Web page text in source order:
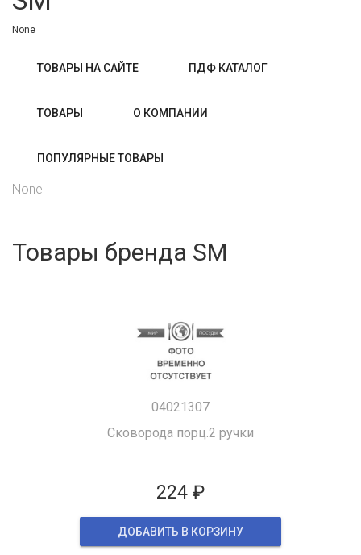
None
ТОВАРЫ НА САЙТЕ ПДФ КАТАЛОГ
ТОВАРЫ О КОМПАНИИ
ПОПУЛЯРНЫЕ ТОВАРЫ
None
Товары бренда SM
04021307
Сковорода порц.2 ручки
224 ₽
ДОБАВИТЬ В КОРЗИНУ